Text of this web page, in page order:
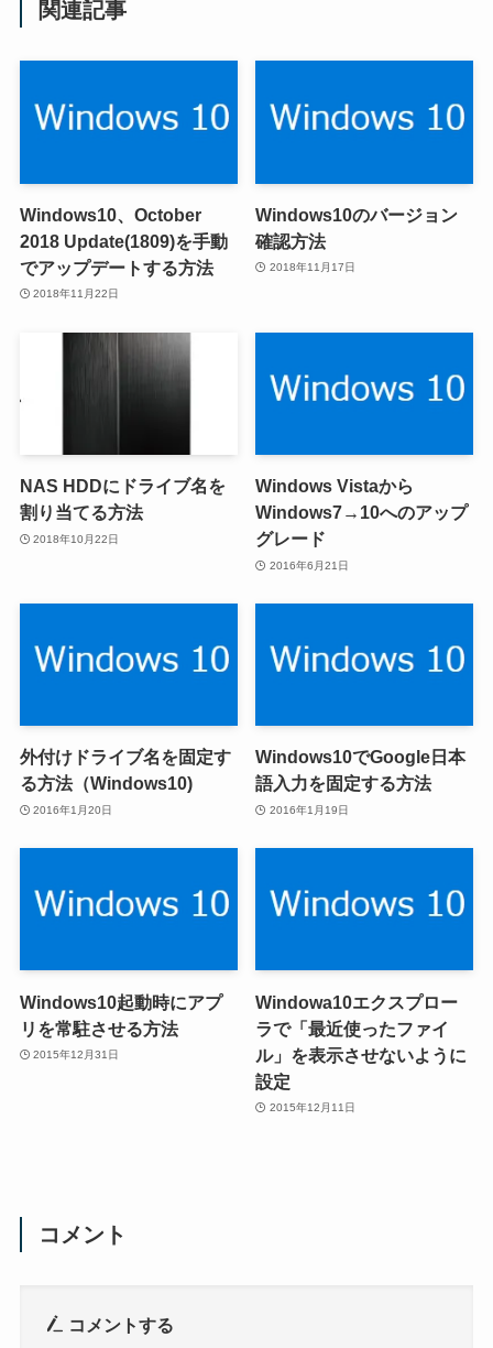
関連記事
Windows10、October
2018 Update(1809)を手動
でアップデートする方法
2018年11月22日
Windows10のバージョン
確認方法
2018年11月17日
NAS HDDにドライブ名を
割り当てる方法
2018年10月22日
Windows Vistaから
Windows7→10へのアップ
グレード
2016年6月21日
外付けドライブ名を固定す
る方法（Windows10)
2016年1月20日
Windows10でGoogle日本
語入力を固定する方法
2016年1月19日
Windows10起動時にアプ
リを常駐させる方法
2015年12月31日
Windowa10エクスプロー
ラで「最近使ったファイ
ル」を表示させないように
設定
2015年12月11日
コメント
コメントする